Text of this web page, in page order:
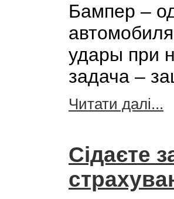
Бампер –
удары при
задача –
Читати далі...
Сідаєте